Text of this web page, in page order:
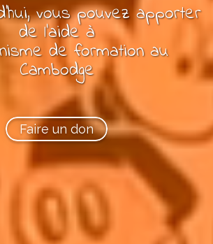
vous pouvezapporter
de l'aide à
de formationau
Cambodge
Faire un don